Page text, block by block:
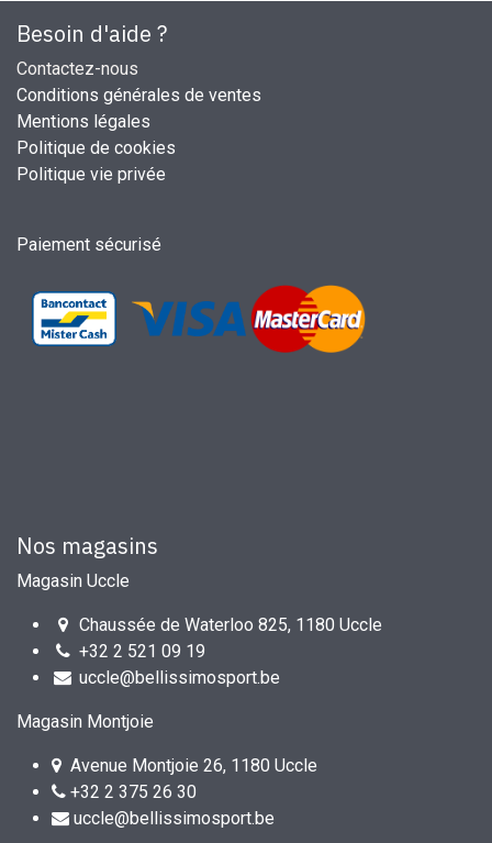
Besoin d'aide ?
Contactez-nous
Conditions générales de ventes
Mentions légales
Politique de cookies
Politique vie privée
Paiement sécurisé
Nos magasins
Magasin Uccle
Chaussée de Waterloo 825, 1180 Uccle
+32 2 521 09 19
uccle@bellissimosport.be
Magasin Montjoie
Avenue Montjoie 26, 1180 Uccle
+32 2 375 26 30
uccle@bellissimosport.be